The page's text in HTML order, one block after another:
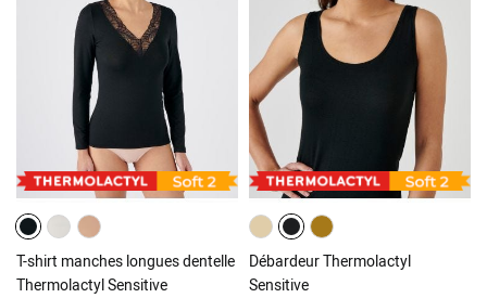
T-shirt manches longues dentelle
Thermolactyl Sensitive
Débardeur Thermolactyl
Sensitive